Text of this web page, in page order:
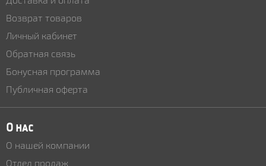
Возврат товаров
Личный кабинет
Обратная связь
Бонусная программа
Публичная оферта
О нас
О нашей компании
Отдел продаж